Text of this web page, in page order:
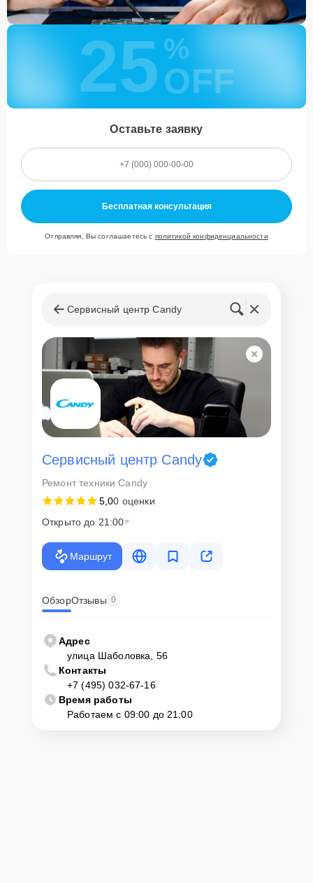
25 %
OFF
Оставьте заявку
Бесплатная консультация
Отправляя, Вы соглашаетесь с политикой конфиденциальности
Сервисный центр Candy
Сервисный центр Candy
Ремонт техники Candy
5,00 оценки
Открыто до 21:00
Маршрут
ОбзорОтзывы 0
Адрес
улица Шаболовка, 56
Контакты
+7 (495) 032-67-16
Время работы
Работаем с 09:00 до 21:00